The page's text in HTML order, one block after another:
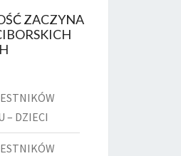
ZACZYNA
– DZIECI